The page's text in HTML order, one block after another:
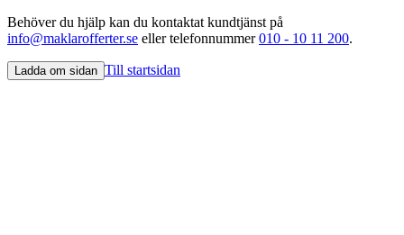
Behöver du hjälp kan du kontaktat kundtjänst på
info@maklarofferter.se eller telefonnummer010 - 10 11 200.
Ladda om sidan Till startsidan